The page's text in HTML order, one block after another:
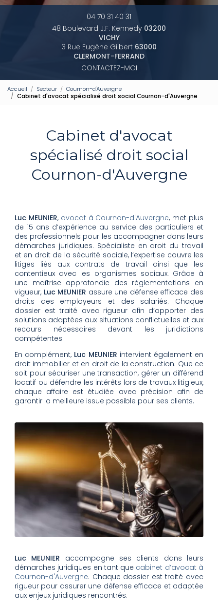
04 70 31 40 31
48 Boulevard J.F. Kennedy 03200
VICHY
3 Rue Eugène Gilbert 63000
CLERMONT-FERRAND
CONTACTEZ-MOI
Accueil Secteur
Cournon-d'Auvergne
Cabinet d'avocat spécialisé droit social Cournon-d'Auvergne
Cabinet d'avocat
spécialisé droit social
Cournon-d'Auvergne
Luc MEUNIER, avocat à Cournon-d'Auvergne, met plus
de 15 ans d’expérience au service des particuliers et
des professionnels pour les accompagner dans leurs
démarches juridiques. Spécialiste en droit du travail
et en droit de la sécurité sociale, l’expertise couvre les
litiges liés aux contrats de travail ainsi que les
contentieux avec les organismes sociaux. Grâce à
une maîtrise approfondie des réglementations en
vigueur, Luc MEUNIER assure une défense efficace des
droits des employeurs et des salariés. Chaque
dossier est traité avec rigueur afin d’apporter des
solutions adaptées aux situations conflictuelles et aux
recours nécessaires devant les juridictions
compétentes.
En complément, Luc MEUNIER intervient également en
droit immobilier et en droit de la construction. Que ce
soit pour sécuriser une transaction, gérer un différend
locatif ou défendre les intérêts lors de travaux litigieux,
chaque affaire est étudiée avec précision afin de
garantir la meilleure issue possible pour ses clients.
Luc MEUNIER accompagne ses clients dans leurs
démarches juridiques en tant que cabinet d’avocat à
Cournon-d'Auvergne. Chaque dossier est traité avec
rigueur pour assurer une défense efficace et adaptée
aux enjeux juridiques rencontrés.